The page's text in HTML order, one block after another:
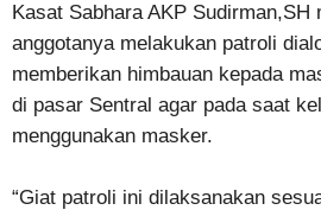
Kasat Sabhara AKP Sudirman,SH
anggotanya melakukan patroli
memberikan himbauan kepada
di pasar Sentral agar pada saat
menggunakan masker.
“Giat patroli ini dilaksanakan